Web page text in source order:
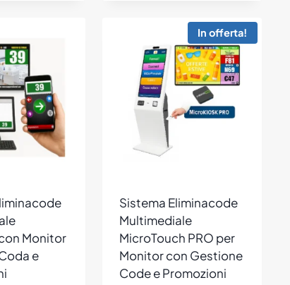
Monitor
e
In offerta!
Sistema Eliminacode
Multimediale
MicroTouch PRO per
Monitor con Gestione
Code e Promozioni